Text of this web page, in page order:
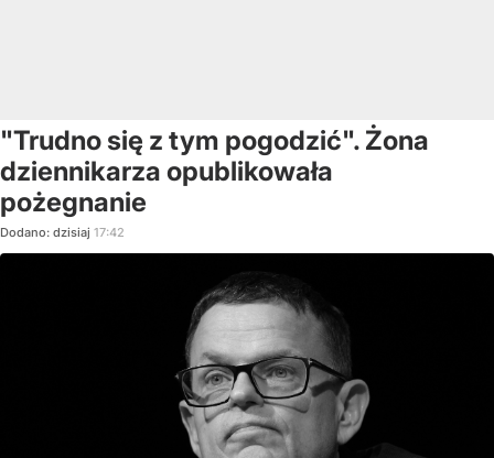
"Trudno się z tym pogodzić". Żona
dziennikarza opublikowała
pożegnanie
Dodano: dzisiaj 17:42